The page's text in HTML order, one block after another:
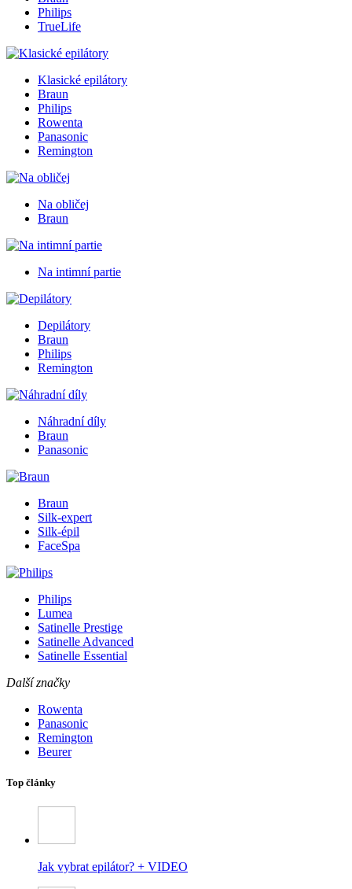
Philips
TrueLife
Klasické epilátory
Braun
Philips
Rowenta
Panasonic
Remington
Na obličej
Braun
Na intimní partie
Depilátory
Braun
Philips
Remington
Náhradní díly
Braun
Panasonic
Braun
Silk-expert
Silk-épil
FaceSpa
Philips
Lumea
Satinelle Prestige
Satinelle Advanced
Satinelle Essential
Další značky
Rowenta
Panasonic
Remington
Beurer
Top články
Jak vybrat epilátor? + VIDEO